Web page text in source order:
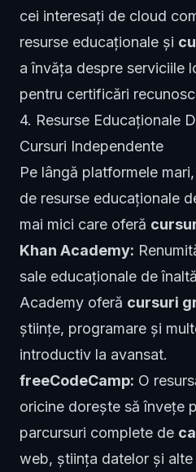
cei interesați de cloud
resurse educaționale și
a învăța despre serviciile
pentru certificări
4. Resurse Educaționale
Cursuri Independente
Pe lângă platformele
de resurse educaționale
mai mici care oferă
Khan Academy:
sale educaționale de
Academy oferă cursuri
științe, programare și
introductiv la avansat.
freeCodeCamp: O
oricine dorește să învețe
parcursuri complete de
web, știința datelor și